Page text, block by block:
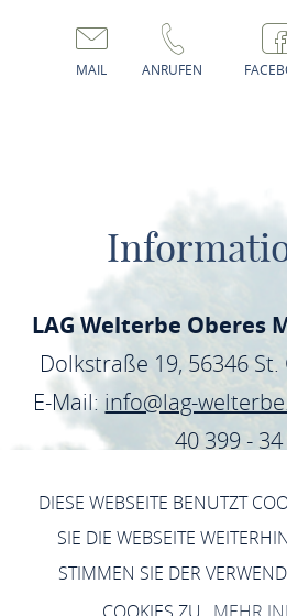
MAIL ANRUFEN
LAG Welterbe Oberes
Dolkstraße 19, 56346
E-Mail: info@lag-
40 399 - 34
DATENSCHUTZ
E-
DIESE WEBSEITE BENUTZT
SIE DIE WEBSEITE
STIMMEN SIE DER